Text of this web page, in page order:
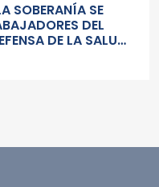
SOBERANÍA SE
DEL
DE LA SALUD